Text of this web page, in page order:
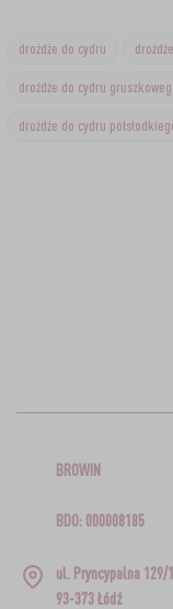
drożdże do cydru
drożdże do cydru
drożdże do cydru
BROWIN
BDO: 000008185
ul. Pryncypalna 129/
93-373 Łódź